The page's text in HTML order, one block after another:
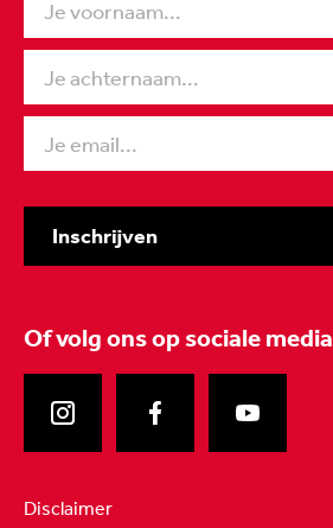
Inschrijven
Of volg onsop sociale media
Disclaimer